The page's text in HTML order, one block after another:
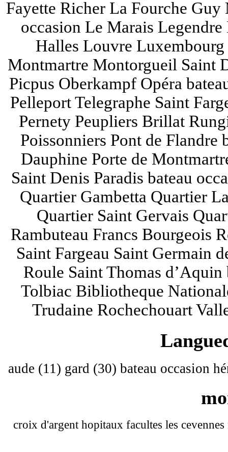
Fayette Richer La Fourche
occasion Le Marais
Halles Louvre
Montmartre Montorgueil Saint
Picpus Oberkampf Opéra
Pelleport Telegraphe Saint
Pernety Peupliers Brillat
Poissonniers Pont de Flandre
Dauphine Porte de
Saint Denis Paradis bateau
Quartier Gambetta Quartier
Quartier Saint Gervais
Rambuteau Francs Bourgeois
Saint Fargeau Saint Germain
Roule Saint Thomas d’Aquin
Tolbiac Bibliotheque
Trudaine Rochechouart
aude (11) gard (30) bateau occasion
croix d'argent hopitaux facultes les